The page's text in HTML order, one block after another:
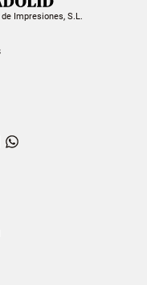
Impresiones, S.L.
Dailymotion